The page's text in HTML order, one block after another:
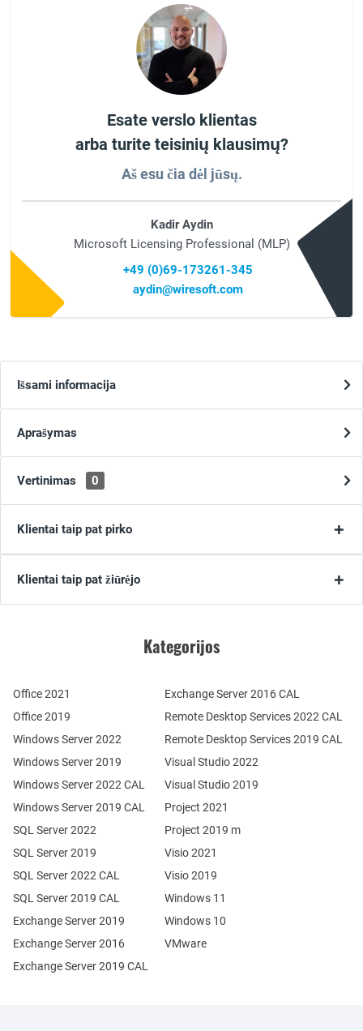
Esate verslo klientas
arba turite teisinių klausimų?
Aš esu čia dėl jūsų.
Kadir Aydin
Microsoft Licensing Professional (MLP)
+49 (0)69-173261-345
aydin@wiresoft.com
Išsami informacija
Aprašymas
Vertinimas 0
Klientai taip pat pirko
Klientai taip pat žiūrėjo
Kategorijos
Office 2021
Office 2019
Windows Server 2022
Windows Server 2019
Exchange Server 2019
Exchange Server 2016
SQL Server 2022
SQL Server 2019
Windows Server 2022 CAL
Windows Server 2019 CAL
SQL Server 2022 CAL
SQL Server 2019 CAL
Remote Desktop Services 2022 CAL
Remote Desktop Services 2019 CAL
Exchange Server 2019 CAL
Exchange Server 2016 CAL
Visual Studio 2022
Visual Studio 2019
Project 2021
Project 2019 m
Visio 2021
Visio 2019
Windows 11
Windows 10
VMware